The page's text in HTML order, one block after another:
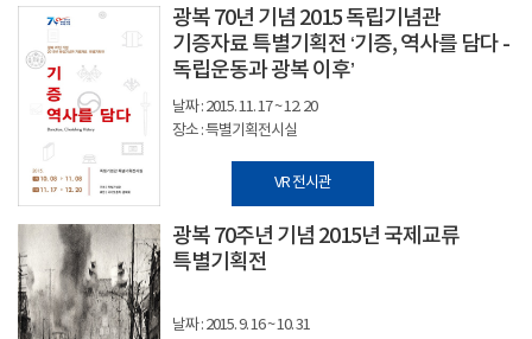
광복 70년 기념 2015 독립기념관
기증자료 특별기획전 ‘기증, 역사를 담다 -
독립운동과 광복 이후’
날짜 : 2015. 11. 17 ~ 12. 20
장소 : 특별기획전시실
VR 전시관
광복 70주년 기념 2015년 국제교류
특별기획전
날짜 : 2015. 9. 16 ~ 10. 31